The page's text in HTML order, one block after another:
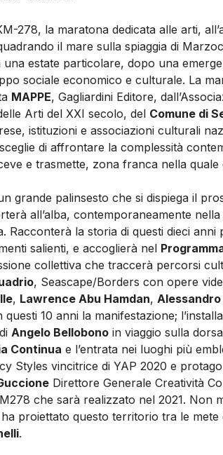
278, la maratona dedicata alle arti,
il mare sulla spiaggia di
estate particolare, dopo una
sociale economico e culturale. La
MAPPE, Gagliardini Editore,
Arti del XXI secolo, del Comune di
istituzioni e associazioni culturali
di affrontare la complessità
e trasmette, zona franca nella quale
grande palinsesto che si dispiega il
all’alba, contemporaneamente
Racconterà la storia di questi dieci
salienti, e accoglierà nel
collettiva che traccerà percorsi
, Seascape/Borders con opere
, Lawrence Abu Hamdan,
10 anni la manifestazione;
Angelo Bellobono in viaggio sulla
Continua e l’entrata nei luoghi più
Styles vincitrice di YAP 2020 e
Direttore Generale Creatività
che sarà realizzato nel 2021. Non
ha proiettato questo territorio tra le
.